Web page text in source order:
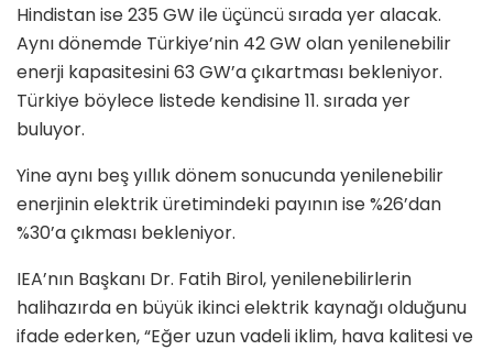
Hindistan ise 235 GW ile üçüncü sırada yer alacak.
Aynı dönemde Türkiye’nin 42 GW olan yenilenebilir
enerji kapasitesini 63 GW’a çıkartması bekleniyor.
Türkiye böylece listede kendisine 11. sırada yer
buluyor.
Yine aynı beş yıllık dönem sonucunda yenilenebilir
enerjinin elektrik üretimindeki payının ise %26’dan
%30’a çıkması bekleniyor.
IEA’nın Başkanı Dr. Fatih Birol, yenilenebilirlerin
halihazırda en büyük ikinci elektrik kaynağı olduğunu
ifade ederken, “Eğer uzun vadeli iklim, hava kalitesi ve